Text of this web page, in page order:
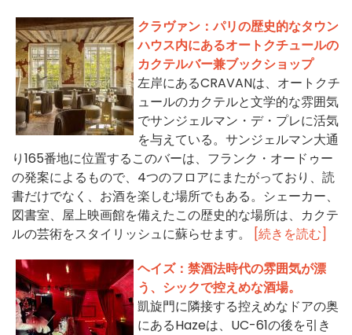
クラヴァン：パリの歴史的なタウン
ハウス内にあるオートクチュールの
カクテルバー兼ブックショップ
左岸にあるCRAVANは、オートクチ
ュールのカクテルと文学的な雰囲気
でサンジェルマン・デ・プレに活気
を与えている。サンジェルマン大通
り165番地に位置するこのバーは、フランク・オードゥー
の発案によるもので、4つのフロアにまたがっており、読
書だけでなく、お酒を楽しむ場所でもある。シェーカー、
図書室、屋上映画館を備えたこの歴史的な場所は、カクテ
ルの芸術をスタイリッシュに蘇らせます。
[続きを読む]
ヘイズ：禁酒法時代の雰囲気が漂
う、シックで控えめな酒場。
凱旋門に隣接する控えめなドアの奥
にあるHazeは、UC-61の後を引き